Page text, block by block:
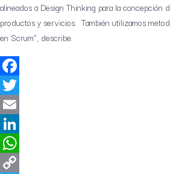
alineados a Design Thinking para la concepción
productos y servicios. También utilizamos
en Scrum”, describe.
Facebook
Twitter
Email
LinkedIn
WhatsApp